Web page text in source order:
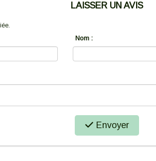
LAISSER UN AVIS
Nom :
Envoyer